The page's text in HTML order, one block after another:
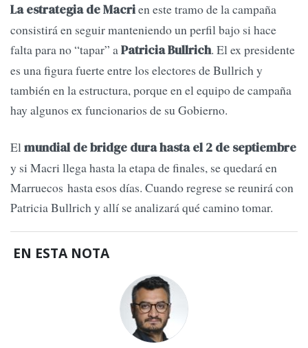
La estrategia de Macrien este tramo de la campaña
consistirá en seguir manteniendo un perfil bajo si hace
falta para no “tapar” aPatricia Bullrich. El ex presidente
es una figura fuerte entre los electores de Bullrich y
también en la estructura, porque en el equipo de campaña
hay algunos ex funcionarios de su Gobierno.
Elmundial de bridge dura hasta el 2 de septiembre
y si Macri llega hasta la etapa de finales, se quedará en
Marruecos hasta esos días. Cuando regrese se reunirá con
Patricia Bullrich y allí se analizará qué camino tomar.
EN ESTA NOTA